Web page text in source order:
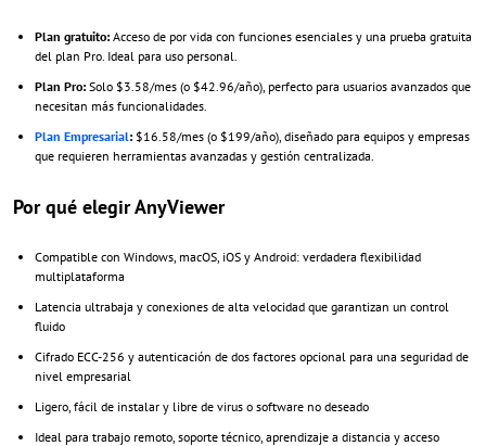
Plan gratuito: Acceso de por vida con funciones esenciales y una prueba gratuita
del plan Pro. Ideal para uso personal.
Plan Pro: Solo $3.58/mes (o $42.96/año), perfecto para usuarios avanzados que
necesitan más funcionalidades.
Plan Empresarial: $16.58/mes (o $199/año), diseñado para equipos y empresas
que requieren herramientas avanzadas y gestión centralizada.
Por qué elegir AnyViewer
Compatible con Windows, macOS, iOS y Android: verdadera flexibilidad
multiplataforma
Latencia ultrabaja y conexiones de alta velocidad que garantizan un control
fluido
Cifrado ECC-256 y autenticación de dos factores opcional para una seguridad de
nivel empresarial
Ligero, fácil de instalar y libre de virus o software no deseado
Ideal para trabajo remoto, soporte técnico, aprendizaje a distancia y acceso